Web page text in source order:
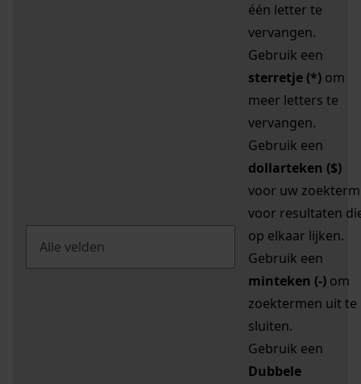
één letter te
vervangen.
Gebruik een
sterretje (*) om
meer letters te
vervangen.
Gebruik een
dollarteken ($)
voor uw zoekterm
voor resultaten
op elkaar lijken.
Gebruik een
minteken (-) om
zoektermen uit te
sluiten.
Gebruik een
Dubbele